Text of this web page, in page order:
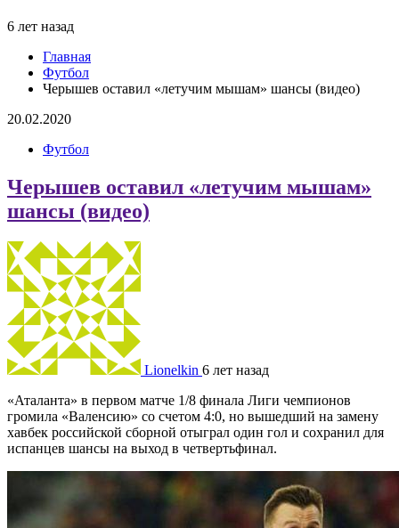
6 лет назад
Главная
Футбол
Черышев оставил «летучим мышам» шансы (видео)
20.02.2020
Футбол
Черышев оставил «летучим мышам»
шансы (видео)
Lionelkin 6 лет назад
«Аталанта» в первом матче 1/8 финала Лиги чемпионов
громила «Валенсию» со счетом 4:0, но вышедший на замену
хавбек российской сборной отыграл один гол и сохранил для
испанцев шансы на выход в четвертьфинал.